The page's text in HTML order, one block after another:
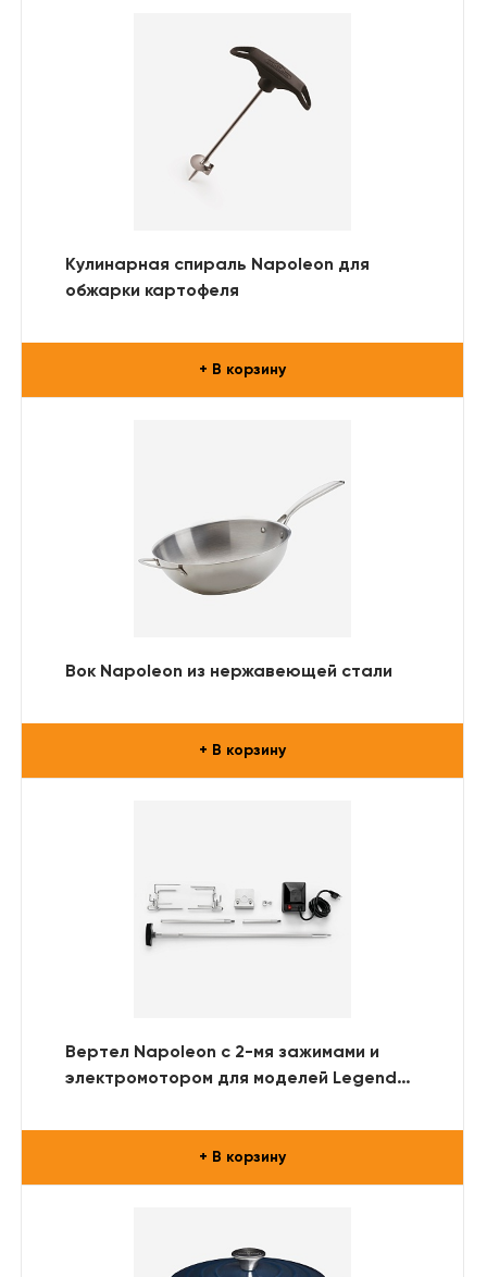
Кулинарная спираль Napoleon для
обжарки картофеля
+ В корзину
Вок Napoleon из нержавеющей стали
+ В корзину
Вертел Napoleon с 2-мя зажимами и
электромотором для моделей Legend
+ В корзину